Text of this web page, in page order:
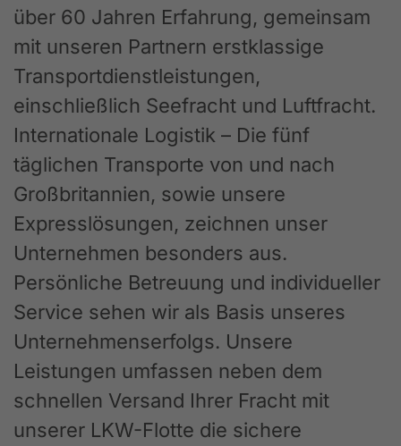
über 60 Jahren Erfahrung, gemeinsam
mit unseren Partnern erstklassige
Transportdienstleistungen,
einschließlich Seefracht und Luftfracht.
Internationale Logistik – Die fünf
täglichen Transporte von und nach
Großbritannien, sowie unsere
Expresslösungen, zeichnen unser
Unternehmen besonders aus.
Persönliche Betreuung und individueller
Service sehen wir als Basis unseres
Unternehmenserfolgs. Unsere
Leistungen umfassen neben dem
schnellen Versand Ihrer Fracht mit
unserer LKW-Flotte die sichere